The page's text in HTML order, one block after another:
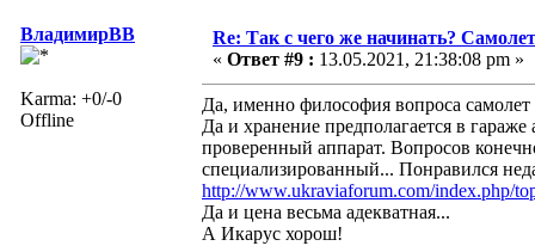
ВладимирВВ
Karma: +0/-0
Offline
Re: Так с чего же начинать?
« Ответ #9 : 13.05.2021, 21:38:08 pm »
Да, именно философия вопроса
Да и хранение предполагается в
проверенный аппарат. Вопросов
специализированный... Понравился
http://www.ukraviaforum.com/index.php/
Да и цена весьма адекватная...
А Икарус хорош!